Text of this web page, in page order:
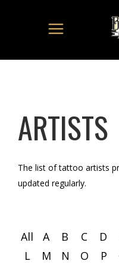
ARTISTS
The list of tattoo artists
updated regularly.
All A B C D
L
M N O P